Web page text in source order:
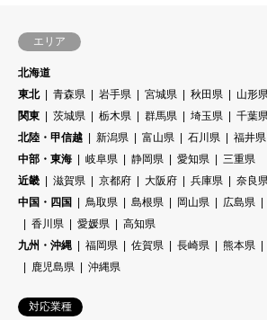
エリア
北海道
東北
青森県 岩手県 宮城県 秋田県 山形県
関東
茨城県 栃木県 群馬県 埼玉県 千葉県
北陸・甲信越
新潟県 富山県 石川県 福井県
中部・東海
岐阜県 静岡県 愛知県
三重県
近畿
滋賀県 京都府 大阪府 兵庫県 奈良県
中国・四国
鳥取県 島根県 岡山県 広島県
香川県
愛媛県
高知県
九州・沖縄
福岡県 佐賀県 長崎県 熊本県
鹿児島県
沖縄県
対応業種